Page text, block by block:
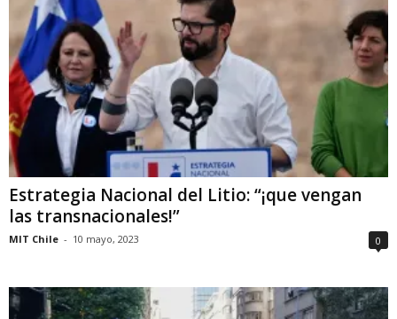
Estrategia Nacional del Litio: “¡que vengan
las transnacionales!”
MIT Chile - 10 mayo, 2023 0